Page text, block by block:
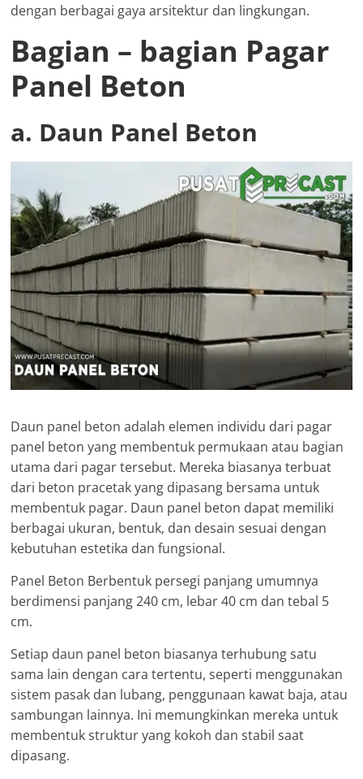
dengan berbagai gaya arsitektur dan lingkungan.
Bagian – bagian Pagar
Panel Beton
a. Daun Panel Beton
Daun panel beton adalah elemen individu dari pagar
panel beton yang membentuk permukaan atau bagian
utama dari pagar tersebut. Mereka biasanya terbuat
dari beton pracetak yang dipasang bersama untuk
membentuk pagar. Daun panel beton dapat memiliki
berbagai ukuran, bentuk, dan desain sesuai dengan
kebutuhan estetika dan fungsional.
Panel Beton Berbentuk persegi panjang umumnya
berdimensi panjang 240 cm, lebar 40 cm dan tebal 5
cm.
Setiap daun panel beton biasanya terhubung satu
sama lain dengan cara tertentu, seperti menggunakan
sistem pasak dan lubang, penggunaan kawat baja, atau
sambungan lainnya. Ini memungkinkan mereka untuk
membentuk struktur yang kokoh dan stabil saat
dipasang.